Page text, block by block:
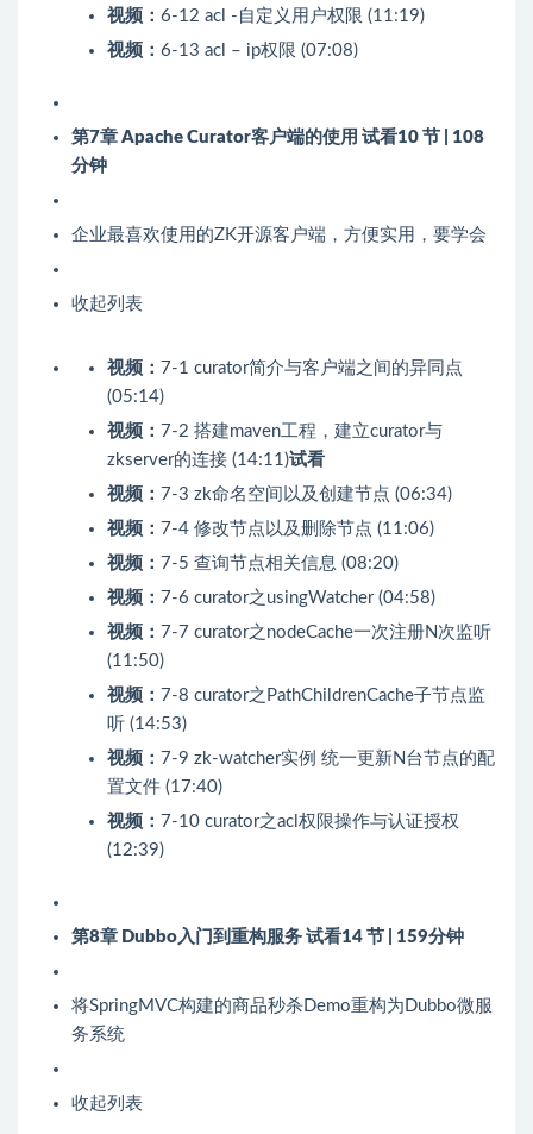
视频： 6-12 acl -自定义用户权限 (11:19)
视频： 6-13 acl – ip权限 (07:08)
第7章 Apache Curator客户端的使用 试看10 节 | 108
分钟
企业最喜欢使用的ZK开源客户端，方便实用，要学会
收起列表
视频： 7-1 curator简介与客户端之间的异同点
(05:14)
视频： 7-2 搭建maven工程，建立curator与
zkserver的连接 (14:11)试看
视频： 7-3 zk命名空间以及创建节点 (06:34)
视频： 7-4 修改节点以及删除节点 (11:06)
视频： 7-5 查询节点相关信息 (08:20)
视频： 7-6 curator之usingWatcher (04:58)
视频： 7-7 curator之nodeCache一次注册N次监听
(11:50)
视频： 7-8 curator之PathChildrenCache子节点监
听 (14:53)
视频： 7-9 zk-watcher实例 统一更新N台节点的配
置文件 (17:40)
视频： 7-10 curator之acl权限操作与认证授权
(12:39)
第8章 Dubbo入门到重构服务 试看14 节 | 159分钟
将SpringMVC构建的商品秒杀Demo重构为Dubbo微服
务系统
收起列表